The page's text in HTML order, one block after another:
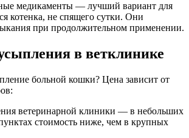
медикаменты — лучший вариант для
котенка, не спящего сутки. Они
при продолжительном применении.
в ветклинике
больной кошки? Цена зависит от
ветеринарной клиники — в небольших
стоимость ниже, чем в крупных